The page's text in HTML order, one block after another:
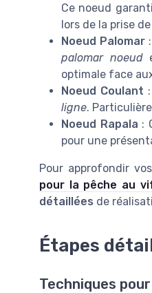
Ce noeud
lors de la prise
Noeud Palomar:
palomar noeud
optimale face
Noeud Coulant
ligne.
Noeud Rapala :
pour une
Pour approfondir
pour la pêche au
détaillées de
Étapes
Techniques